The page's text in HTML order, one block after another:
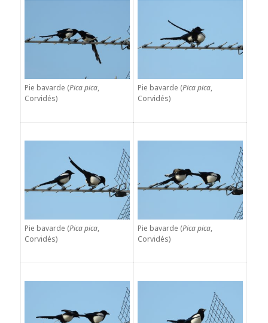
Pie bavarde (Pica pica,
Corvidés)
Pie bavarde (Pica pica,
Corvidés)
Pie bavarde (Pica pica,
Corvidés)
Pie bavarde (Pica pica,
Corvidés)